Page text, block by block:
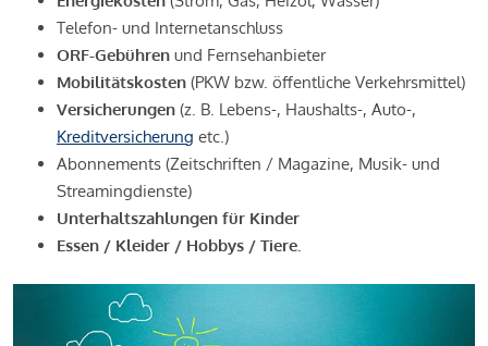
Telefon- und Internetanschluss
ORF-Gebühren und Fernsehanbieter
Mobilitätskosten (PKW bzw. öffentliche Verkehrsmittel)
Versicherungen (z. B. Lebens-, Haushalts-, Auto-,
Kreditversicherung etc.)
Abonnements (Zeitschriften / Magazine, Musik- und
Streamingdienste)
Unterhaltszahlungen für Kinder
Essen / Kleider / Hobbys / Tiere.